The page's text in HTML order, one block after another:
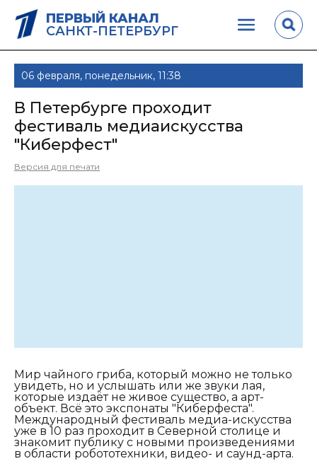
ПЕРВЫЙ КАНАЛ
САНКТ-ПЕТЕРБУРГ
06 февраля, понедельник, 11:38
В Петербурге проходит
фестиваль медиаискусства
"Киберфест"
Версия для печати
Мир чайного гриба, который можно не только
увидеть, но и услышать или же звуки лая,
которые издаёт не живое существо, а арт-
объект. Всё это экспонаты "Киберфеста".
Международный фестиваль медиа-искусства
уже в 10 раз проходит в Северной столице и
знакомит публику с новыми произведениями
в области робототехники, видео- и саунд-арта.